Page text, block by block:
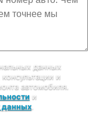
данных
и
автомобиля.
и
данных